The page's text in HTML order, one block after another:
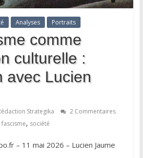
Analyses Portraits
comme
culturelle :
avec Lucien
Strategika
2 Commentaires
fascisme, société
– 11 mai 2026 – Lucien Jaume